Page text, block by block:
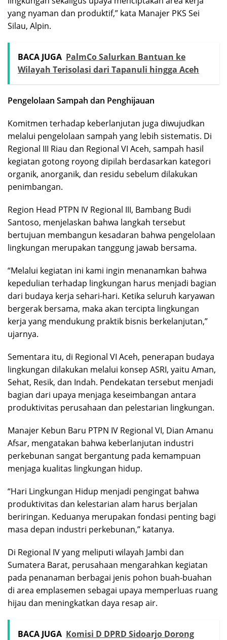
yang nyaman dan produktif,” kata Manajer PKS Sei
Silau, Alpin.
BACA JUGA PalmCo Salurkan Bantuan ke
Wilayah Terisolasi dari Tapanuli hingga Aceh
Pengelolaan Sampah dan Penghijauan
Komitmen terhadap keberlanjutan juga diwujudkan
melalui pengelolaan sampah yang lebih sistematis. Di
Regional III Riau dan Regional VI Aceh, sampah hasil
kegiatan gotong royong dipilah berdasarkan kategori
organik, anorganik, dan residu sebelum dilakukan
penimbangan.
Region Head PTPN IV Regional III, Bambang Budi
Santoso, menjelaskan bahwa langkah tersebut
bertujuan membangun kesadaran bahwa pengelolaan
lingkungan merupakan tanggung jawab bersama.
“Melalui kegiatan ini kami ingin menanamkan bahwa
kepedulian terhadap lingkungan harus menjadi bagian
dari budaya kerja sehari-hari. Ketika seluruh karyawan
bergerak bersama, maka akan tercipta lingkungan
kerja yang mendukung praktik bisnis berkelanjutan,”
ujarnya.
Sementara itu, di Regional VI Aceh, penerapan budaya
lingkungan dilakukan melalui konsep ASRI, yaitu Aman,
Sehat, Resik, dan Indah. Pendekatan tersebut menjadi
bagian dari upaya menjaga keseimbangan antara
produktivitas perusahaan dan pelestarian lingkungan.
Manajer Kebun Baru PTPN IV Regional VI, Dian Amanu
Afsar, mengatakan bahwa keberlanjutan industri
perkebunan sangat bergantung pada kemampuan
menjaga kualitas lingkungan hidup.
“Hari Lingkungan Hidup menjadi pengingat bahwa
produktivitas dan kelestarian alam harus berjalan
beriringan. Keduanya merupakan fondasi penting bagi
masa depan industri perkebunan,” katanya.
Di Regional IV yang meliputi wilayah Jambi dan
Sumatera Barat, perusahaan mengarahkan kegiatan
pada penanaman berbagai jenis pohon buah-buahan
di area emplasemen sebagai upaya memperluas ruang
hijau dan meningkatkan daya resap air.
BACA JUGA Komisi D DPRD Sidoarjo Dorong